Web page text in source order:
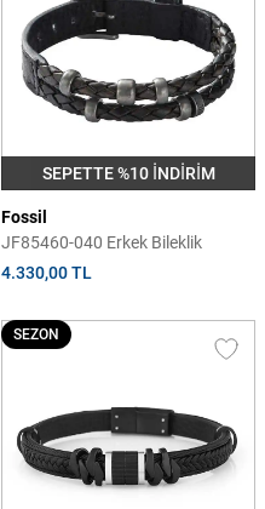
SEPETTE %10 İNDİRİM
Fossil
JF85460-040 Erkek Bileklik
4.330,00 TL
SEZON